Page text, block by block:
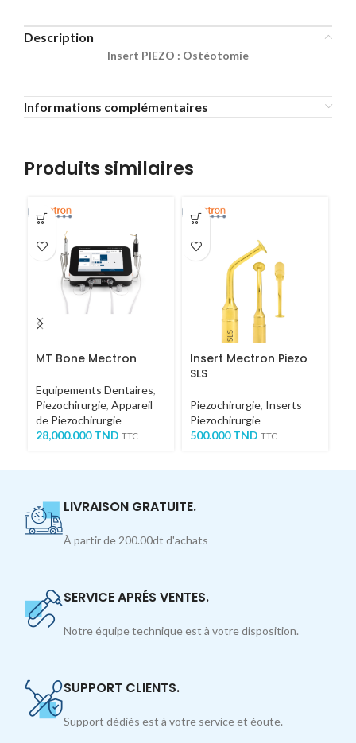
Description
Insert PIEZO : Ostéotomie
Informations complémentaires
Produits similaires
MT Bone Mectron
Equipements Dentaires,
Piezochirurgie, Appareil
de Piezochirurgie
28,000.000TND TTC
Insert Mectron Piezo
SLS
Piezochirurgie, Inserts
Piezochirurgie
500.000TND TTC
LIVRAISON GRATUITE.
À partir de 200.00dt d'achats
SERVICE APRÉS VENTES.
Notre équipe technique est à votre disposition.
SUPPORT CLIENTS.
Support dédiés est à votre service et éoute.